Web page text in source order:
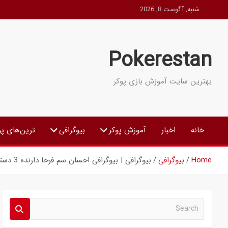
to
شنبه, آگوست 8, 2026
Pokerestan
بهترین سایت آموزش بازی پوکر
خانه اخبار آموزش پوکر بیوگرافی ترین‌های
Home بیوگرافی بیوگرافی | بیوگرافی احسان سم فرحا دارنده 3 دستبند طلای WSOP